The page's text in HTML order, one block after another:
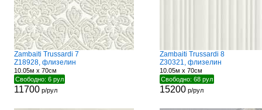
Zambaiti Trussardi 7
Z18928, флизелин
10.05м x 70см
Свободно: 6 рул
11700р/рул
Zambaiti Trussardi 8
Z30321, флизелин
10.05м x 70см
Свободно: 68 рул
15200р/рул